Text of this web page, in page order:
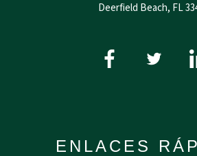
Deerfield Beach, FL
ENLACES